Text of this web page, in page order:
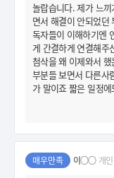
놀랍습니다. 제가 느
면서 해결이 안되었던
독자들이 이해하기엔
게 간결하게 연결해주
첨삭을 왜 이제와서
부분들 보면서 다른사
가 말이죠 짧은 일정
매우만족 이○○ 개